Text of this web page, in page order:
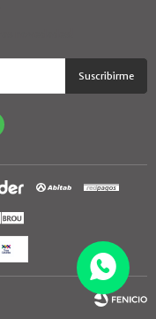
Suscribirme